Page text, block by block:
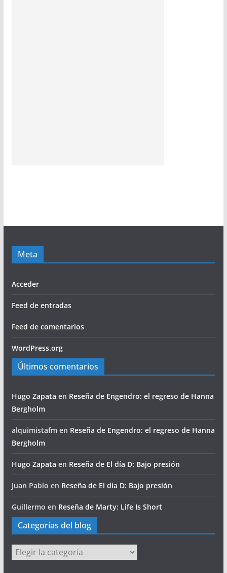
Meta
Acceder
Feed de entradas
Feed de comentarios
WordPress.org
Últimos comentarios
Hugo Zapata en Reseña de Engendro: el regreso de Hanna
Bergholm
alquimistafmen Reseña de Engendro: el regreso de Hanna
Bergholm
Hugo Zapata en Reseña de El día D: Bajo presión
Juan Pablo en Reseña de El día D: Bajo presión
Guillermo en Reseña de Marty: Life Is Short
Categorías del blog
Categorías
del